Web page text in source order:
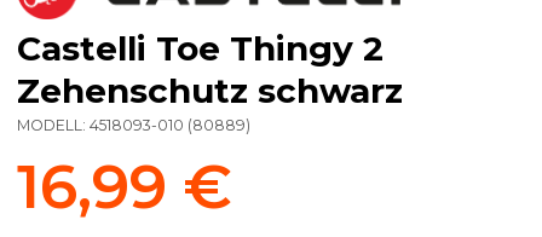
Castelli Toe Thingy 2
Zehenschutz schwarz
MODELL: 4518093-010 (80889)
16,99 €